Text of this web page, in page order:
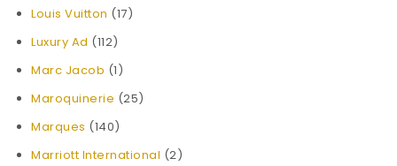
Louis Vuitton (17)
Luxury Ad (112)
Marc Jacob (1)
Maroquinerie (25)
Marques (140)
Marriott International (2)